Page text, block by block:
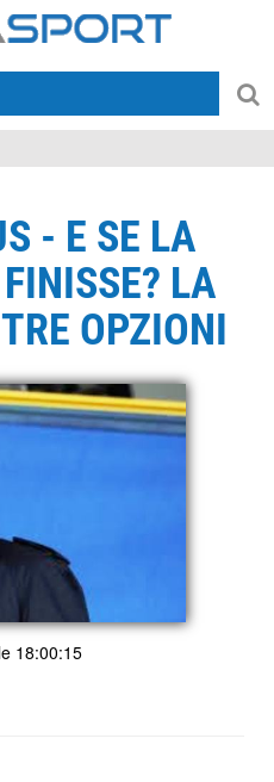
- E SE LA
LA
OPZIONI
18:00:15